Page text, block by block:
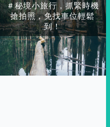
＃秘境小旅行，抓緊時機
搶拍照，免找車位輕鬆
到！